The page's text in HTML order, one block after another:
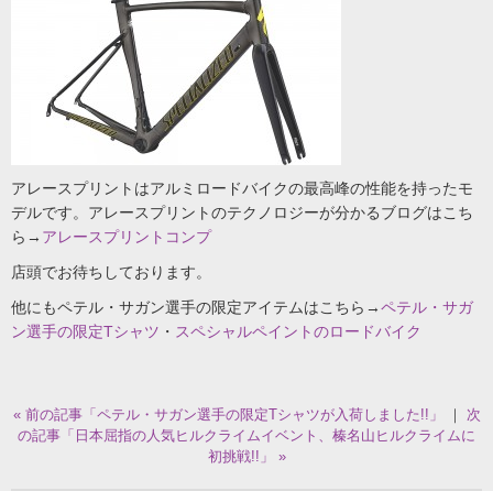
アレースプリントはアルミロードバイクの最高峰の性能を持ったモ
デルです。アレースプリントのテクノロジーが分かるブログはこち
ら→ アレースプリントコンプ
店頭でお待ちしております。
他にもペテル・サガン選手の限定アイテムはこちら→ペテル・サガ
ン選手の限定Tシャツ ・ スペシャルペイントのロードバイク
« 前の記事「ペテル・サガン選手の限定Tシャツが入荷しました!!」 ｜ 次
の記事「日本屈指の人気ヒルクライムイベント、榛名山ヒルクライムに
初挑戦!!」 »